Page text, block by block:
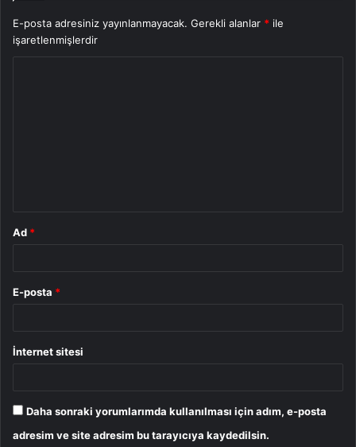
E-posta adresiniz yayınlanmayacak. Gerekli alanlar * ile
işaretlenmişlerdir
Ad *
E-posta *
İnternet sitesi
Daha sonraki yorumlarımda kullanılması için adım, e-posta
adresim ve site adresim bu tarayıcıya kaydedilsin.